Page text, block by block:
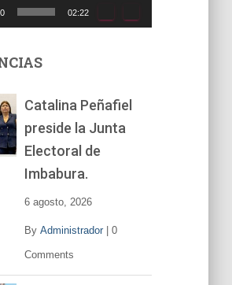
02:22
Catalina Peñafiel
preside la Junta
Electoral de
Imbabura.
6 agosto, 2026
By Administrador| 0
Comments